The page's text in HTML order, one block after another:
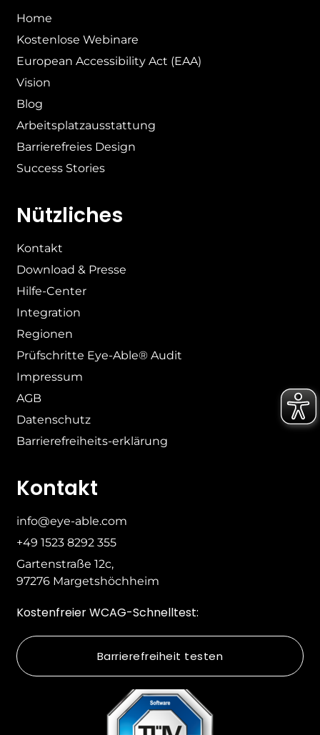
Home
Kostenlose Webinare
European Accessibility Act (EAA)
Vision
Blog
Arbeitsplatzausstattung
Barrierefreies Design
Success Stories
Nützliches
Kontakt
Download & Presse
Hilfe-Center
Integration
Regionen
Prüfschritte Eye-Able® Audit
Impressum
AGB
Datenschutz
Barrierefreiheits-erklärung
Kontakt
info@eye-able.com
+49 1523 8292 355
Gartenstraße 12c,
97276 Margetshöchheim
Kostenfreier WCAG-Schnelltest:
Barrierefreiheit testen